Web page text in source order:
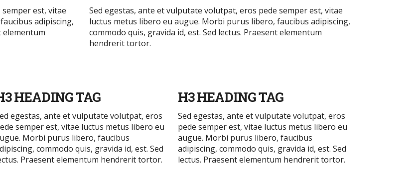
est, vitae
adipiscing,
elementum
Sed egestas, ante et vulputate volutpat, eros pede semper est, vitae
luctus metus libero eu augue. Morbi purus libero, faucibus adipiscing,
commodo quis, gravida id, est. Sed lectus. Praesent elementum
hendrerit tortor.
HEADING TAG
egestas, ante et vulputate volutpat, eros
semper est, vitae luctus metus libero eu
Morbi purus libero, faucibus
commodo quis, gravida id, est. Sed
Praesent elementum hendrerit tortor.
H3 HEADING TAG
Sed egestas, ante et vulputate volutpat, eros
pede semper est, vitae luctus metus libero eu
augue. Morbi purus libero, faucibus
adipiscing, commodo quis, gravida id, est. Sed
lectus. Praesent elementum hendrerit tortor.